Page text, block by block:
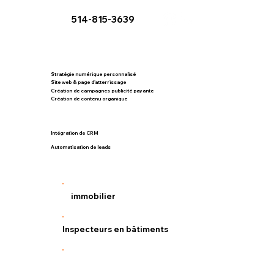
Stratégie numérique personnalisé
Site web & page d'atterrissage
Création de campagnes publicité payante
Création de contenu organique
Intégration de CRM
Automatisation de leads
514-815-3639
immobilier
Inspecteurs en bâtiments